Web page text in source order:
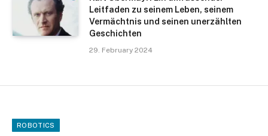
Leitfaden zu seinem Leben, seinem
Vermächtnis und seinen unerzählten
Geschichten
29. February 2024
ROBOTICS